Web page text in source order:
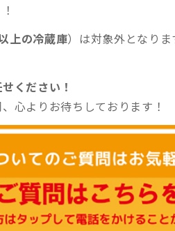
上の冷蔵庫）は対象外となりま
ください！
心よりお待ちしております！